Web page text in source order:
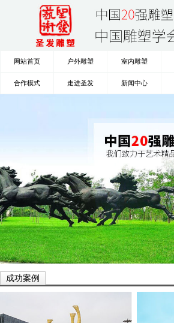
网站首页 户外雕塑 室内雕塑
合作模式 走进圣发 新闻中心
成功案例